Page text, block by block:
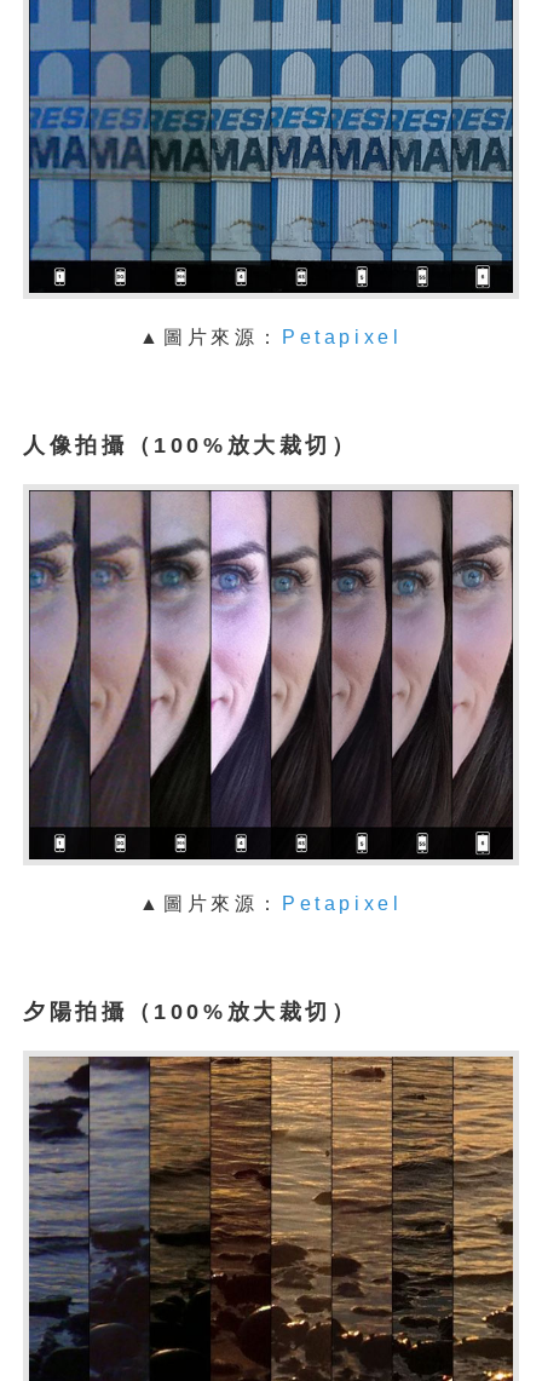
▲圖片來源： Petapixel
人像拍攝 （100%放大裁切）
▲圖片來源： Petapixel
夕陽拍攝（100%放大裁切）